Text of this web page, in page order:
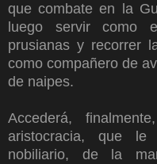
que combate en la
luego servir como
prusianas y recorrer
como compañero de
de naipes.
Accederá,
aristocracia, que
nobiliario, de la